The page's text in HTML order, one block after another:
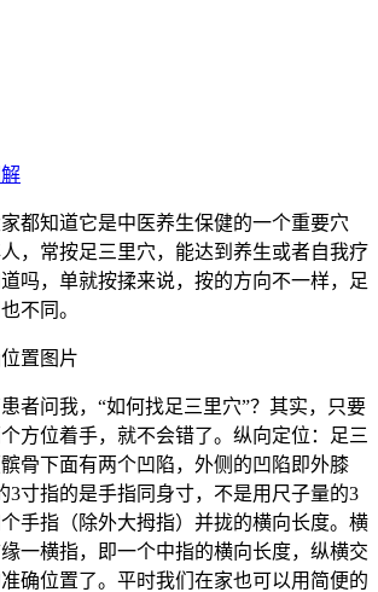
都知道它是中医养生保健的一个重要穴
，常按足三里穴，能达到养生或者自我疗
吗，单就按揉来说，按的方向不一样，足
不同。
者问我，“如何找足三里穴”？其实，只要
方位着手，就不会错了。纵向定位：足三
骨下面有两个凹陷，外侧的凹陷即外膝
3寸指的是手指同身寸，不是用尺子量的3
手指（除外大拇指）并拢的横向长度。横
一横指，即一个中指的横向长度，纵横交
确位置了。平时我们在家也可以用简便的